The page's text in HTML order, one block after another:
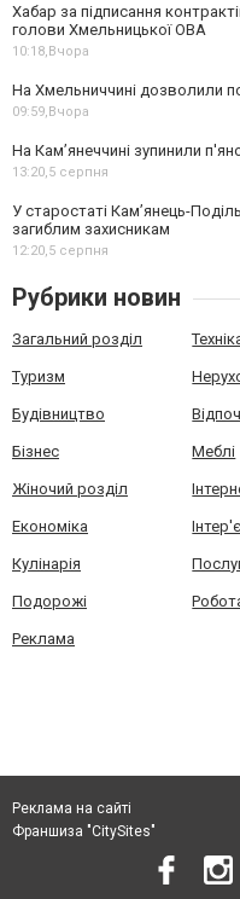
Хабар за підписання
голови Хмельницької ОВА
10:18,Вчора
На Хмельниччині дозволили
09:59,Вчора
На Камʼянеччині зупинили
13:20,5 серпня
У старостаті Кам’янець-
загиблим захисникам
12:20,5 серпня
Рубрики новин
Загальний розділ
Туризм
Будівництво
Бізнес Меблі
Жіночий розділ
Економіка
Кулінарія
Подорожі
Реклама
Реклама на сайті
Франшиза "CitySites"